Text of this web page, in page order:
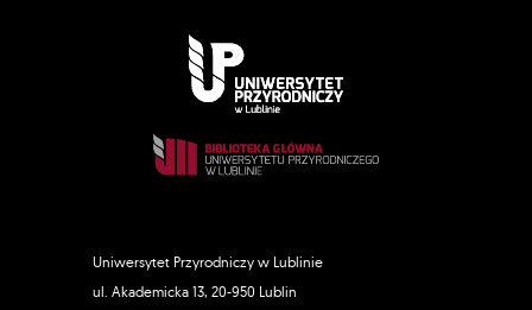
Uniwersytet Przyrodniczy w Lublinie
ul. Akademicka 13, 20-950 Lublin